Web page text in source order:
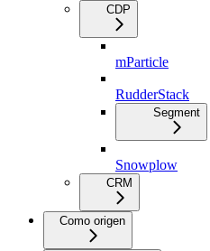
CDP
mParticle
RudderStack
Segment
Snowplow
CRM
Como origen